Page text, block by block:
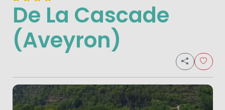
De La Cascade
(Aveyron)